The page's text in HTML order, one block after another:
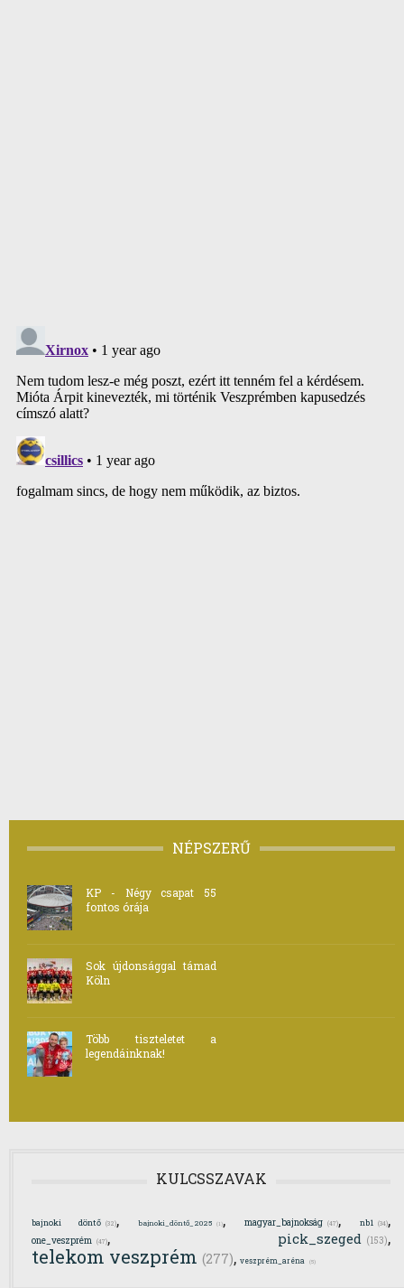
NÉPSZERŰ
KP - Négy csapat 55
fontos órája
Sok újdonsággal támad
Köln
Több tiszteletet a
legendáinknak!
KULCSSZAVAK
bajnoki döntő (32),bajnoki_döntő_2025 (1), magyar_bajnokság (47), nb1 (34),
one_veszprém (47), pick_szeged (153),
telekom veszprém (277), veszprém_aréna (5)